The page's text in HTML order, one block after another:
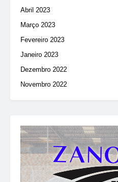
Abril 2023
Março 2023
Fevereiro 2023
Janeiro 2023
Dezembro 2022
Novembro 2022